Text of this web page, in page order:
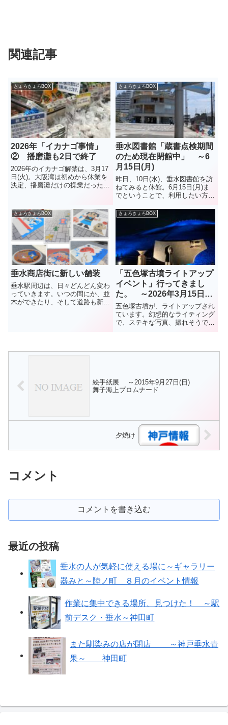
関連記事
きょろきょろBOX
2026年「イカナゴ事情」
② 播磨灘も2日で終了
2026年のイカナゴ解禁は、3月17
日(火)。大阪湾は初めから休業を
決定、播磨灘だけの操業だった
~9000円台だったそうだが、18日
(木)の今日、キロ5980円(税抜き)
の値札ととも...
きょろきょろBOX
垂水図書館「蔵書点検期間
のため現在閉館中」 ～6
月15日(月)
昨日、10日(水)、垂水図書館を訪
ねてみると休館。6月15日(月)ま
でということで、利用したい方
書点検期間で、本の返却は図書館
1階、自動車のロータリー横にあ
る、返却ボックスへ。同ボックス
はスペースに限りがある...
きょろきょろBOX
垂水商店街に新しい舗装
垂水駅周辺は、日々どんどん変わ
っていきます。いつの間にか、並
木ができたり、そして道路も新し
向...
きょろきょろBOX
「五色塚古墳ライトアップ
イベント」行ってきまし
た。 ～2026年3月15日
(日)
五色塚古墳が、ライトアップされ
ています。幻想的なライティング
で、ステキな写真、撮れそうです
絵手紙展 ～2015年9月27日(日)
舞子海上プロムナード
夕焼け
コメント
コメントを書き込む
最近の投稿
垂水の人が気軽に使える場に～ギャラリー
器みと～陸ノ町 ８月のイベント情報
作業に集中できる場所、見つけた！ ～駅
前デスク・垂水～神田町
また馴染みの店が閉店 ～神戸垂水青
果～ 神田町